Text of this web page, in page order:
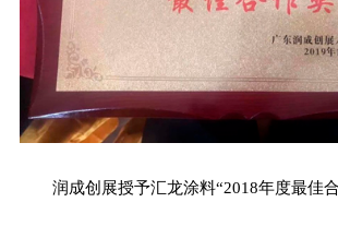
润成创展授予汇龙涂料“2018年度最佳合